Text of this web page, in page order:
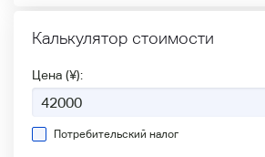
Калькулятор стоимости
Цена (¥):
Потребительский налог